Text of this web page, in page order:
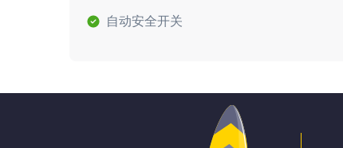
自动安全开关